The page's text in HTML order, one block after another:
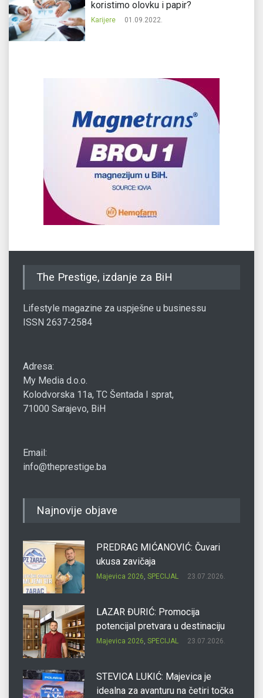
koristimo olovku i papir?
Karijere 01.09.2022.
The Prestige, izdanje za BiH
Lifestyle magazine za uspješne u businessu
ISSN 2637-2584
Adresa:
My Media d.o.o.
Kolodvorska 11a, TC Šentada I sprat,
71000 Sarajevo, BiH
Email:
info@theprestige.ba
Najnovije objave
PREDRAG MIĆANOVIĆ: Čuvari
ukusa zavičaja
Majevica 2026, SPECIJAL 23.07.2026.
LAZAR ĐURIĆ: Promocija
potencijal pretvara u destinaciju
Majevica 2026, SPECIJAL 23.07.2026.
STEVICA LUKIĆ: Majevica je
idealna za avanturu na četiri točka